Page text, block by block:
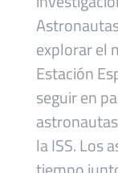
explorar el
Estación
seguir en
la ISS. Los